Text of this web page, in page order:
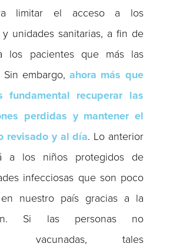
limitar el acceso a los
y unidades sanitarias, a fin de
los pacientes que más las
Sin embargo,ahora más que
fundamental recuperar las
perdidas y mantener el
revisado y al día. Lo anterior
a los niños protegidos de
infecciosas que son poco
nuestro país gracias a la
Si las personas no
vacunadas, tales